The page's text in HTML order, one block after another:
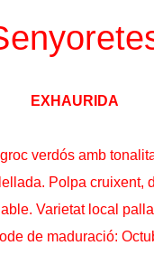
EXHAURIDA
verdós amb
Polpa cruixent,
Varietat local
de maduració: